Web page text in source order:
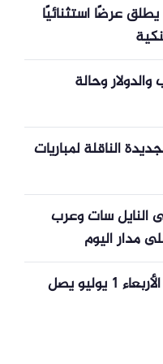
عرضًا استثنائيًا
وحالة
الناقلة لمباريات
وناسة 2026 على النايل سات وعرب
مدار اليوم
سعر الذهب عيار 14 اليوم الأربعاء 1 يوليو يصل